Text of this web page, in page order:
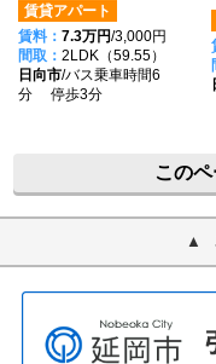
賃貸アパート
賃料： 7.3万円/3,000円
間取： 2LDK（59.55）
日向市/バス乗車時間6
分 停歩3分
この